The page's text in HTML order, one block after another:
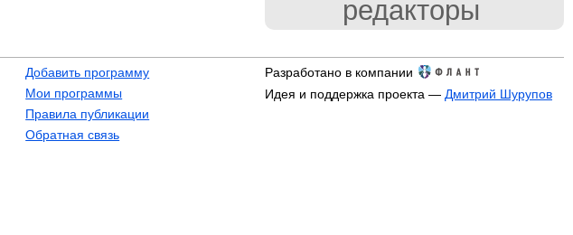
редакторы
Добавить программу
Мои программы
Правила публикации
Обратная связь
Разработано в компании
Идея и поддержка проекта — Дмитрий Шурупов